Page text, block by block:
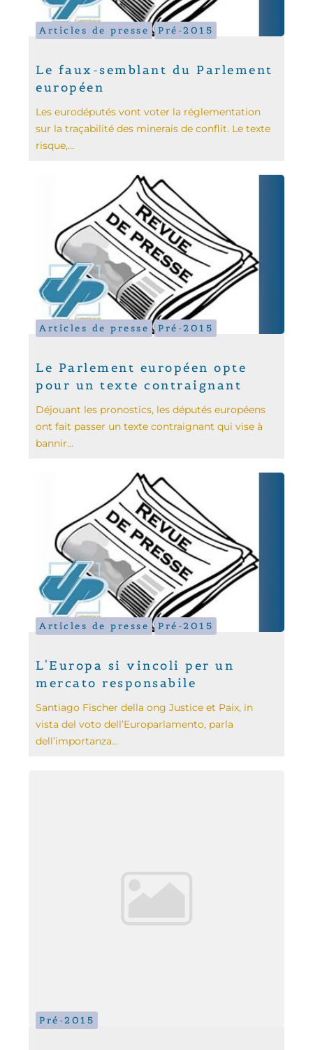
Articles de presse Pré-2015
Le faux-semblant du Parlement
européen
Les eurodéputés vont voter la réglementation
sur la traçabilité des minerais de conflit. Le texte
risque,...
Articles de presse Pré-2015
Le Parlement européen opte
pour un texte contraignant
Déjouant les pronostics, les députés européens
ont fait passer un texte contraignant qui vise à
bannir...
Articles de presse Pré-2015
L'Europa si vincoli per un
mercato responsabile
Santiago Fischer della ong Justice et Paix, in
vista del voto dell’Europarlamento, parla
dell’importanza...
Pré-2015